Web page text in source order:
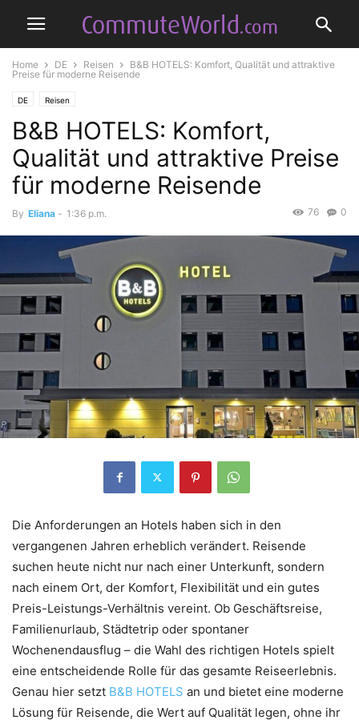
Home DE Reisen
B&B HOTELS: Komfort, Qualität und attraktive
Preise für moderne Reisende
DE Reisen
B&B HOTELS: Komfort,
Qualität und attraktive Preise
für moderne Reisende
By Eliana - 1:36 p.m. 0
76
Die Anforderungen an Hotels haben sich in den
vergangenen Jahren erheblich verändert. Reisende
suchen heute nicht nur nach einer Unterkunft, sondern
nach einem Ort, der Komfort, Flexibilität und ein gutes
Preis-Leistungs-Verhältnis vereint. Ob Geschäftsreise,
Familienurlaub, Städtetrip oder spontaner
Wochenendausflug – die Wahl des richtigen Hotels spielt
eine entscheidende Rolle für das gesamte Reiseerlebnis.
Genau hier setzt B&B HOTELS an und bietet eine moderne
Lösung für Reisende, die Wert auf Qualität legen, ohne ihr